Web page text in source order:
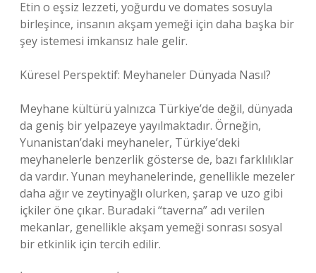
Etin o eşsiz lezzeti, yoğurdu ve domates sosuyla
birleşince, insanın akşam yemeği için daha başka bir
şey istemesi imkansız hale gelir.
Küresel Perspektif: Meyhaneler Dünyada Nasıl?
Meyhane kültürü yalnızca Türkiye’de değil, dünyada
da geniş bir yelpazeye yayılmaktadır. Örneğin,
Yunanistan’daki meyhaneler, Türkiye’deki
meyhanelerle benzerlik gösterse de, bazı farklılıklar
da vardır. Yunan meyhanelerinde, genellikle mezeler
daha ağır ve zeytinyağlı olurken, şarap ve uzo gibi
içkiler öne çıkar. Buradaki “taverna” adı verilen
mekanlar, genellikle akşam yemeği sonrası sosyal
bir etkinlik için tercih edilir.